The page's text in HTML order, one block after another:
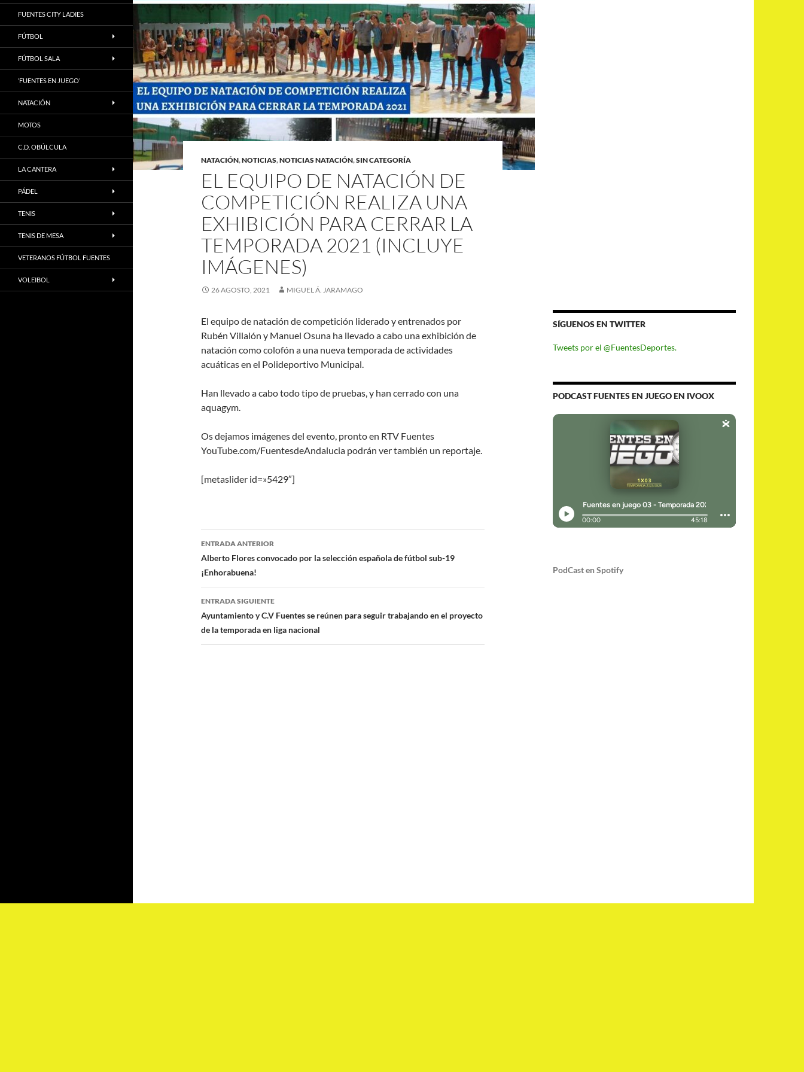
NATACIÓN,NOTICIAS,NOTICIAS NATACIÓN,SIN CATEGORÍA
EL EQUIPO DE NATACIÓN DE
COMPETICIÓN REALIZA UNA
EXHIBICIÓN PARA CERRAR LA
TEMPORADA 2021 (INCLUYE
IMÁGENES)
26 AGOSTO, 2021 MIGUEL Á. JARAMAGO
El equipo de natación de competición liderado y entrenados por
Rubén Villalón y Manuel Osuna ha llevado a cabo una exhibición de
natación como colofón a una nueva temporada de actividades
acuáticas en el Polideportivo Municipal.
Han llevado a cabo todo tipo de pruebas, y han cerrado con una
aquagym.
Os dejamos imágenes del evento, pronto en RTV Fuentes
YouTube.com/FuentesdeAndalucia podrán ver también un reportaje.
[metaslider id=»5429″]
Navegación
de
entradas
ENTRADA ANTERIOR
Alberto Flores convocado por la selección española de fútbol sub-19
¡Enhorabuena!
ENTRADA SIGUIENTE
Ayuntamiento y C.V Fuentes se reúnen para seguir trabajando en el proyecto
de la temporada en liga nacional
SÍGUENOS EN TWITTER
Tweets por el @FuentesDeportes.
PODCAST FUENTES EN JUEGO EN IVOOX
PodCast en Spotify
FUENTES CITY LADIES
FÚTBOL
FÚTBOL SALA
‘FUENTES EN JUEGO’
NATACIÓN
MOTOS
C.D. OBÚLCULA
LA CANTERA
PÁDEL
TENIS
TENIS DE MESA
VETERANOS FÚTBOL FUENTES
VOLEIBOL